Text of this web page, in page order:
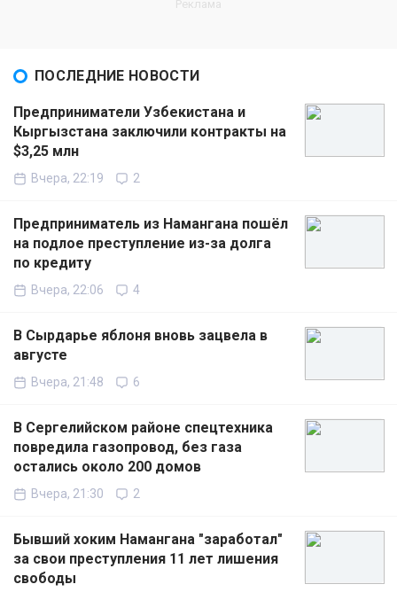
ПОСЛЕДНИЕ НОВОСТИ
Предприниматели Узбекистана и
Кыргызстана заключили контракты на
$3,25 млн
Вчера, 22:19 2
Предприниматель из Намангана пошёл
на подлое преступление из-за долга
по кредиту
Вчера, 22:06 4
В Сырдарье яблоня вновь зацвела в
августе
Вчера, 21:48 6
В Сергелийском районе спецтехника
повредила газопровод, без газа
остались около 200 домов
Вчера, 21:30 2
Бывший хоким Намангана "заработал"
за свои преступления 11 лет лишения
свободы